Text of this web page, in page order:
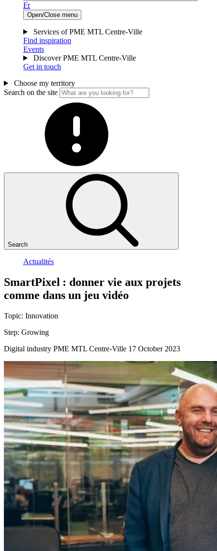
Fr
Open/Close menu
Services of PME MTL Centre-Ville
Find inspiration
Events
Discover PME MTL Centre-Ville
Get in touch
Choose my territory
Search on the site
Search
Actualités
SmartPixel : donner vie aux projets
comme dans un jeu vidéo
Topic: Innovation
Step: Growing
Digital industry PME MTL Centre-Ville 17 October 2023